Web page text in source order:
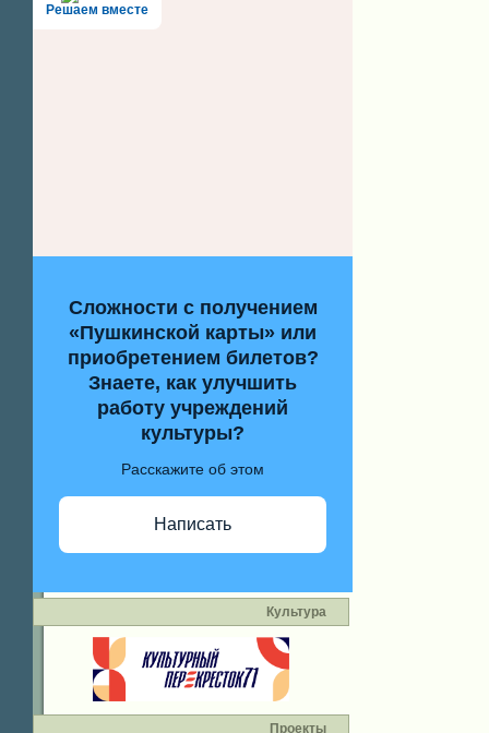
Решаем вместе
Сложности с получением
«Пушкинской карты» или
приобретением билетов?
Знаете, как улучшить
работу учреждений
культуры?
Расскажите об этом
Написать
Культура
Проекты